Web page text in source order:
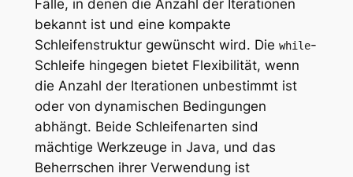
Fälle, in denen die Anzahl der Iterationen
bekannt ist und eine kompakte
Schleifenstruktur gewünscht wird. Die while-
Schleife hingegen bietet Flexibilität, wenn
die Anzahl der Iterationen unbestimmt ist
oder von dynamischen Bedingungen
abhängt. Beide Schleifenarten sind
mächtige Werkzeuge in Java, und das
Beherrschen ihrer Verwendung ist